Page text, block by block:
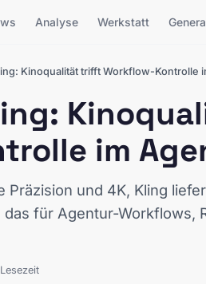
Analyse Werkstatt
Kinoqualität trifft Workflow-Kontrolle
im
Präzision und 4K, Kling
für Agentur-Workflows,